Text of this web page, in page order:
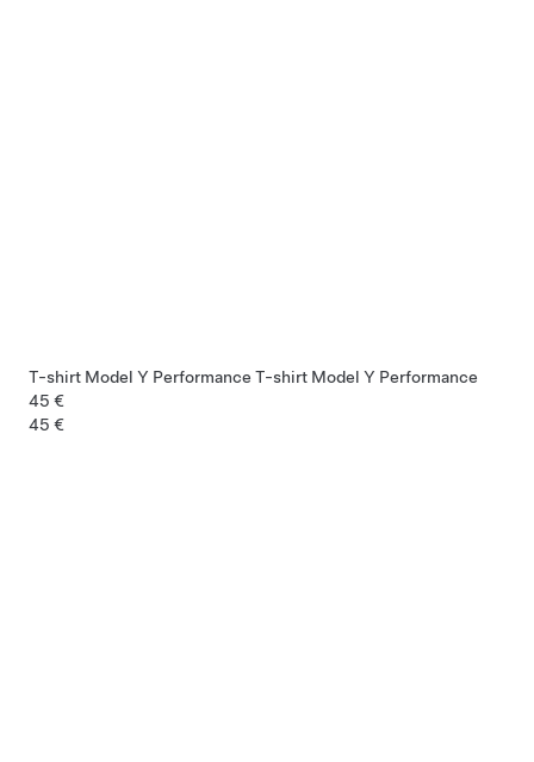
T-shirt Model Y Performance T-shirt Model Y Performance
45 €
45 €